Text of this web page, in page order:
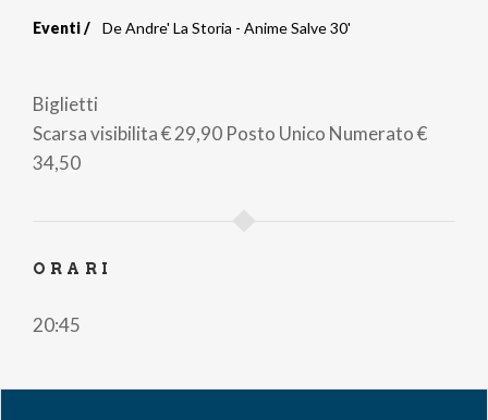
di
pane
Eventi De Andre' La Storia - Anime Salve 30'
Biglietti
Scarsa visibilita€ 29,90 Posto Unico Numerato€
34,50
ORARI
20:45